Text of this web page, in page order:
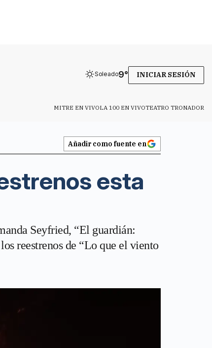
Soleado9° INICIAR SESIÓN
MITRE EN VIVOLA 100 EN VIVOTEATRO TRONADOR
Añadir como fuente en
esta
Seyfried, “El guardián:
reestrenos de “Lo que el viento